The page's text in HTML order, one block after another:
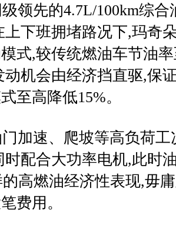
领先的4.7L/100km综合
上下班拥堵路况下,玛奇
式,较传统燃油车节油
动机会由经济挡直驱,保
至高降低15%。
加速、爬坡等高负荷
时配合大功率电机,此时
的高燃油经济性表现,毋
费用。